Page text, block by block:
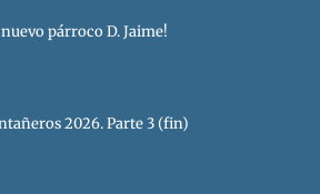
párroco D. Jaime!
2026. Parte 3 (fin)